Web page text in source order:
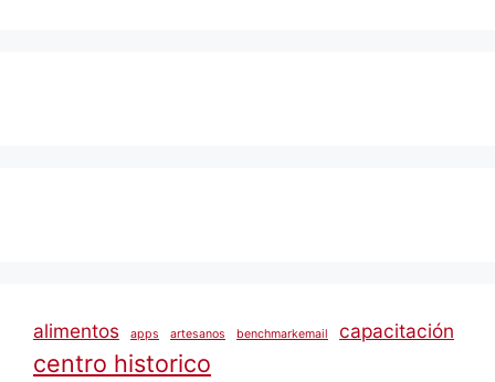
alimentos apps artesanos benchmarkemail capacitación
centro historico